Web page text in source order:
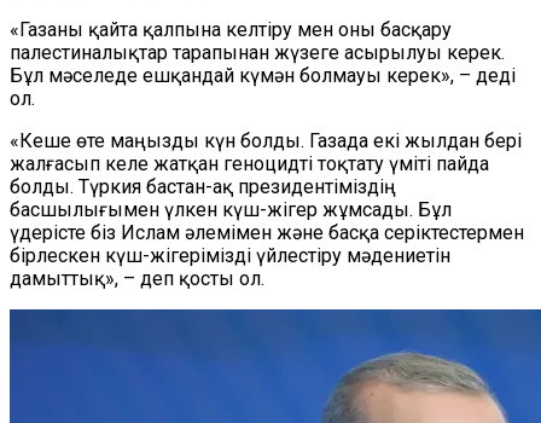
«Газаны қайта қалпына келтіру мен оны басқару
палестиналықтар тарапынан жүзеге асырылуы керек.
Бұл мәселеде ешқандай күмән болмауы керек», – деді
ол.
«Кеше өте маңызды күн болды. Газада екі жылдан бері
жалғасып келе жатқан геноцидті тоқтату үміті пайда
болды. Түркия бастан-ақ президентіміздің
басшылығымен үлкен күш-жігер жұмсады. Бұл
үдерісте біз Ислам әлемімен және басқа серіктестермен
бірлескен күш-жігерімізді үйлестіру мәдениетін
дамыттық», – деп қосты ол.